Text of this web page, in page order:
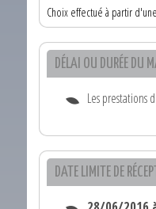
Choix effectué à partir
DÉLAI OU DURÉE DU
Les prestations
DATE LIMITE DE